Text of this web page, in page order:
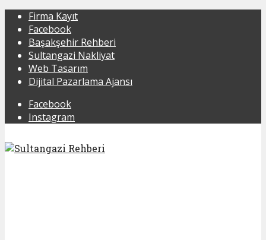
Firma Kayıt
Facebook
Başakşehir Rehberi
Sultangazi Nakliyat
Web Tasarım
Dijital Pazarlama Ajansı
Facebook
Instagram